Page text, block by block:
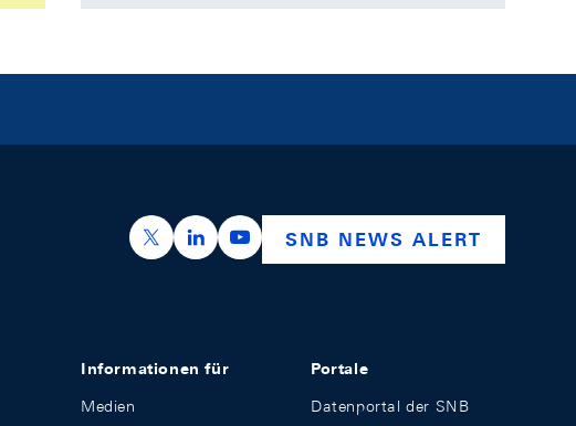
https://x.com/snb_bns
https://ch.linkedin.com/company/swiss-
https://www.youtube.com/
SNB NEWS ALERT
Informationen für
Medien
Portale
Datenportal der SNB